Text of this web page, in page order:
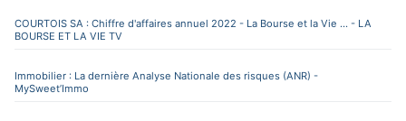
COURTOIS SA : Chiffre d'affaires annuel 2022 - La Bourse et la Vie ... - LA
BOURSE ET LA VIE TV
Immobilier : La dernière Analyse Nationale des risques (ANR) -
MySweet’Immo